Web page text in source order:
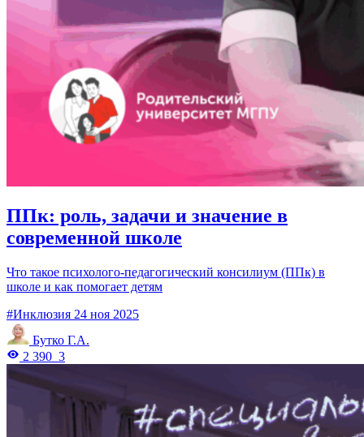
ППк: роль, задачи и значение в
современной школе
Что такое психолого-педагогический консилиум (ППк) в
школе и как помогает детям
#Инклюзия 24 ноя 2025
Бутко Г.А.
2 390 3